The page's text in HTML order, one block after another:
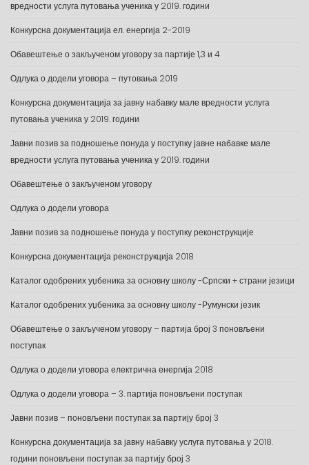
вредности услуга путовања ученика у 2019. години
Конкурсна документација ел. енергија 2-2019
Обавештење о закљученом уговору за партије 1,3 и 4
Одлука о додели уговора – путовања 2019
Конкурсна документација за јавну набавку мале вредности услуга
путовања ученика у 2019. години
Јавни позив за подношење понуда у поступку јавне набавке мале
вредности услуга путовања ученика у 2019. години
Обавештење о закљученом уговору
Одлука о додели уговора
Јавни позив за подношење понуда у поступку реконструкције
Конкурсна документација реконструкција 2018
Каталог одобрених уџбеника за основну школу -Српски + страни језици
Каталог одобрених уџбеника за основну школу -Румунски језик
Обавештење о закљученом уговору – партија број 3 поновљени
поступак
Одлука о додели уговора електрична енергија 2018
Одлука о додели уговора – 3. партија поновљени поступак
Јавни позив – поновљени поступак за партију број 3
Конкурсна документација за јавну набавку услуга путовања у 2018.
години поновљени поступак за партију број 3